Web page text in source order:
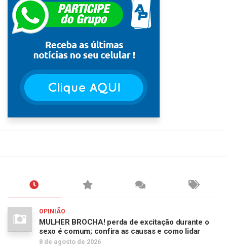
OPINIÃO
MULHER BROCHA! perda de excitação durante o
sexo é comum; confira as causas e como lidar
8 de agosto de 2026